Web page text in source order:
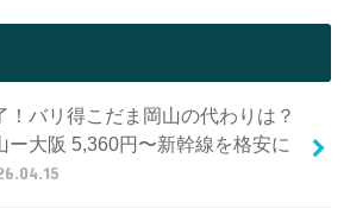
！バリ得こだま岡山の代わりは？
ー大阪 5,360円〜新幹線を格安に